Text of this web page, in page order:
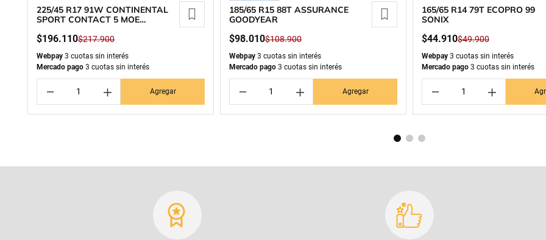
225/45 R17 91W CONTINENTAL
SPORT CONTACT 5 MOE
$196.110$217.900
Webpay 3 cuotas sin interés
Mercado pago 3 cuotas sin interés
＋
－ Agregar
185/65 R15 88T ASSURANCE
GOODYEAR
$98.010$108.900
Webpay 3 cuotas sin interés
Mercado pago 3 cuotas sin interés
＋
－ Agregar
165/65 R14 79T ECOPRO 99
SONIX
$44.910$49.900
Webpay 3 cuotas sin interés
Mercado pago 3 cuotas sin interés
＋
－